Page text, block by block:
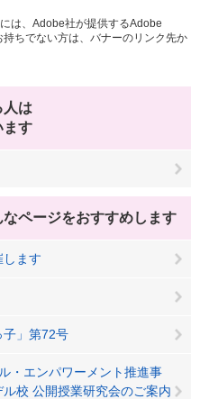
は、Adobe社が提供するAdobe
ちでない方は、バナーのリンク先か
人は
ます
なページをおすすめします
します
子」第72号
・エンパワーメント推進事
校 公開授業研究会のご案内